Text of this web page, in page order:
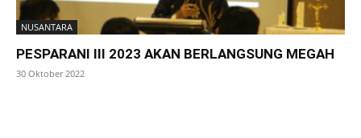
NUSANTARA
PESPARANI III 2023 AKAN BERLANGSUNG MEGAH
30 Oktober 2022